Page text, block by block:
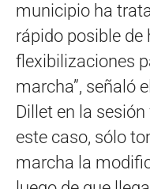
municipio ha
rápido posible de
flexibilizaciones
marcha”, señaló
Dillet en la
este caso, sólo
marcha la